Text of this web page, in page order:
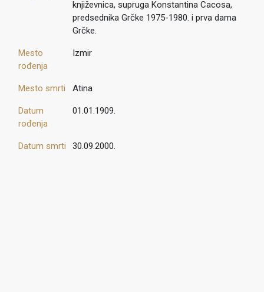
književnica, supruga Konstantina Cacosa,
predsednika Grčke 1975-1980. i prva dama
Grčke.
Mesto
rođenja
Izmir
Mesto smrti Atina
Datum
rođenja
01.01.1909.
Datum smrti 30.09.2000.